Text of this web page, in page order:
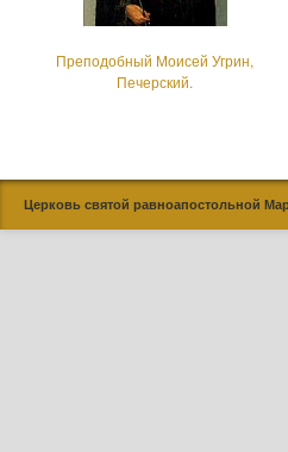
Преподобный Моисей Угрин,
Печерский.
Церковь святой равноапостольной